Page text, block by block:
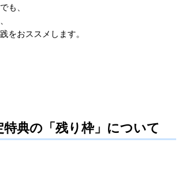
も、
をおススメします。
特典の「残り枠」について